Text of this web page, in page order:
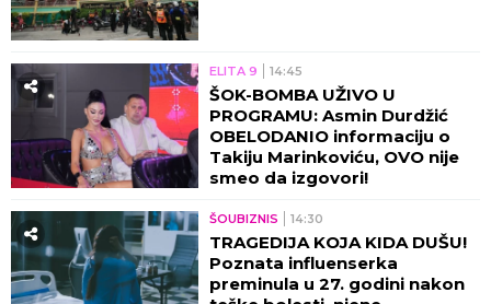
ELITA 9 14:45
ŠOK-BOMBA UŽIVO U
PROGRAMU: Asmin Durdžić
OBELODANIO informaciju o
Takiju Marinkoviću, OVO nije
smeo da izgovori!
ŠOUBIZNIS 14:30
TRAGEDIJA KOJA KIDA DUŠU!
Poznata influenserka
preminula u 27. godini nakon